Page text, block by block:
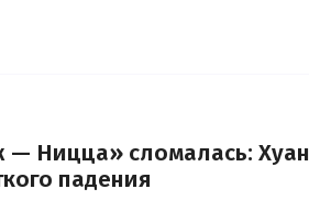
Ницца» сломалась: Хуан
падения